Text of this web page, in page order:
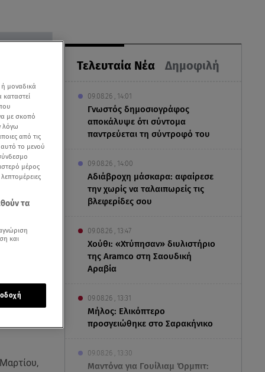
Τελευταία Νέα Δημοφιλή
09.08.26 , 14:01
Γνωστός δημοσιογράφος
αποκάλυψε ότι σύντομα
παντρεύεται τη σύντροφό του
09.08.26 , 14:00
Αδιάβροχη μάσκαρα: αφαίρεσε
την χωρίς να ταλαιπωρείς τις
βλεφερίδες σου
09.08.26 , 13:47
Χούθι: «Χτύπησαν» διυλιστήριο
της Aramco στη Σαουδική
Αραβία
09.08.26 , 13:31
Μήλος: Ελικόπτερο
προσγειώθηκε στο Σαρακήνικο
09.08.26 , 13:30
Μαντόνα για Γουίλιαμ Όρμπιτ:
μοναδικά
με σκοπό
λόγω
από τις
αυτό το μενού
μέρος
τα
και